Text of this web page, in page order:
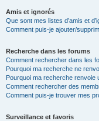
Amis et ignorés
Que sont mes listes d’amis et
Comment puis-je ajouter/
Recherche dans les forums
Comment rechercher dans les
Pourquoi ma recherche ne
Pourquoi ma recherche renvoie
Comment rechercher des
Comment puis-je trouver mes
Surveillance et favoris